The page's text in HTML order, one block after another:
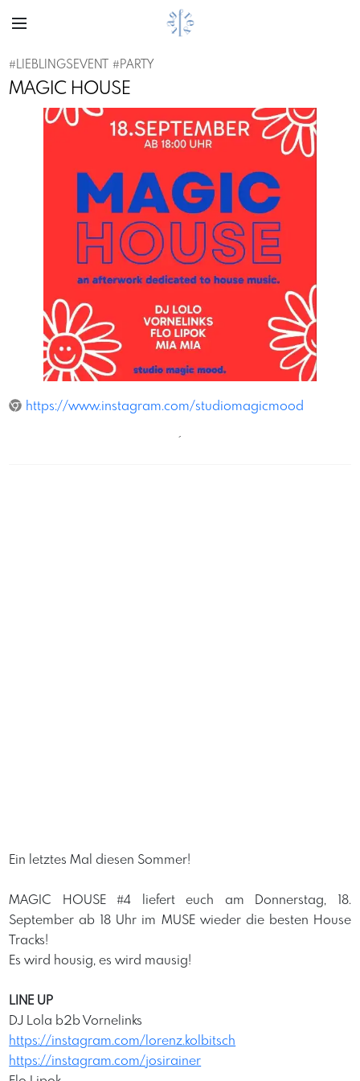
#LIEBLINGSEVENT #PARTY
MAGIC HOUSE
Previous
https://www.instagram.com/studiomagicmood
´
Ein letztes Mal diesen Sommer!
MAGIC HOUSE #4 liefert euch am Donnerstag, 18.
September ab 18 Uhr im MUSE wieder die besten House
Tracks!
Es wird housig, es wird mausig!
LINE UP
DJ Lola b2b Vornelinks
https://instagram.com/lorenz.kolbitsch
https://instagram.com/josirainer